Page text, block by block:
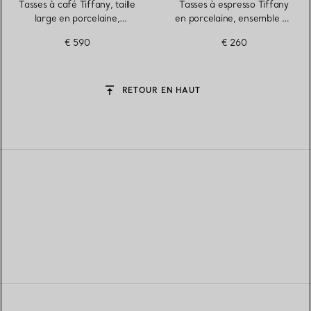
Tasses à café Tiffany, taille
large en porcelaine,
€ 590
Tasses à espresso Tiffany
en porcelaine, ensemble de
€ 260
RETOUR EN HAUT